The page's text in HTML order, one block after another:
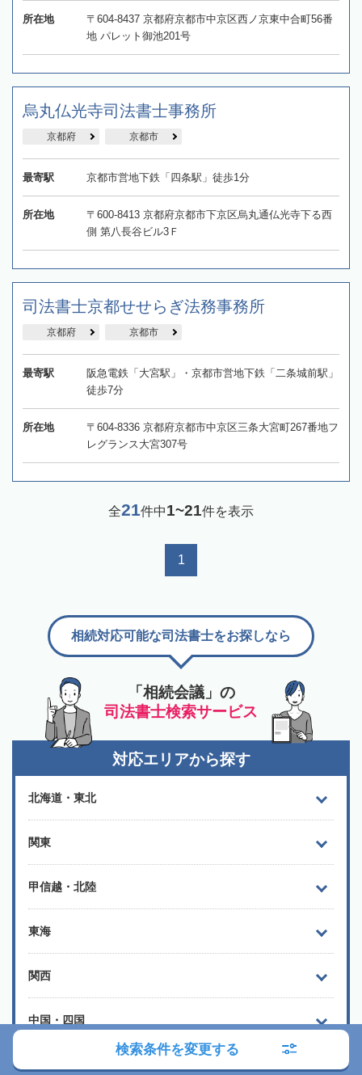
所在地
〒604-8437 京都府京都市中京区西ノ京東中合町56番
地 パレット御池201号
烏丸仏光寺司法書士事務所
京都府 京都市
最寄駅 京都市営地下鉄「四条駅」徒歩1分
所在地
〒600-8413 京都府京都市下京区烏丸通仏光寺下る西
側 第八長谷ビル3Ｆ
司法書士京都せせらぎ法務事務所
京都府 京都市
最寄駅
阪急電鉄「大宮駅」・京都市営地下鉄「二条城前駅」
徒歩7分
所在地
〒604-8336 京都府京都市中京区三条大宮町267番地フ
レグランス大宮307号
全21件中1~21件を表示
1
「相続会議」の
司法書士検索サービス
相続対応可能な司法書士をお探しなら
対応エリアから探す
北海道・東北
関東
甲信越・北陸
東海
関西
中国・四国
検索条件を変更する